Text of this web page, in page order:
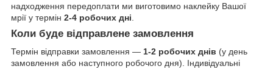
надходження передоплати ми виготовимо наклейку Вашої
мрії у термін 2-4 робочих дні
Коли буде відправлене замовлення
Термін відправки замовлення — 1-2 робочих днів (у день
замовлення або наступного робочого дня). Індивідуальні